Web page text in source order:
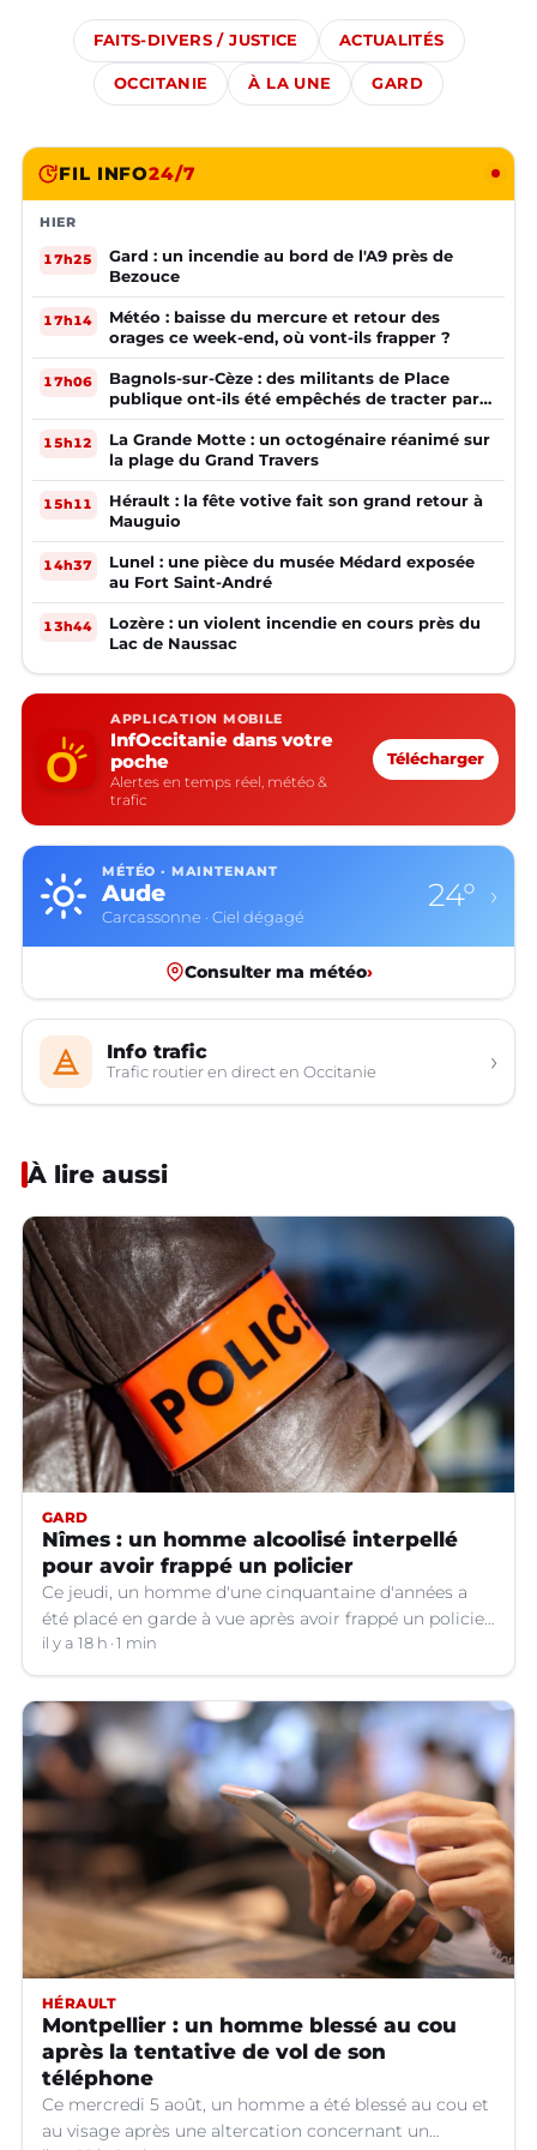
FAITS-DIVERS / JUSTICE ACTUALITÉS
OCCITANIE À LA UNE GARD
FIL INFO24/7
HIER
17h25
Gard : un incendie au bord de l'A9 près de
Bezouce
17h14
Météo : baisse du mercure et retour des
orages ce week-end, où vont-ils frapper ?
17h06
Bagnols-sur-Cèze : des militants de Place
publique ont-ils été empêchés de tracter par
la mairie ?
15h12
La Grande Motte : un octogénaire réanimé sur
la plage du Grand Travers
15h11
Hérault : la fête votive fait son grand retour à
Mauguio
14h37
Lunel : une pièce du musée Médard exposée
au Fort Saint-André
13h44
Lozère : un violent incendie en cours près du
Lac de Naussac
APPLICATION MOBILE
InfOccitanie dans votre
poche
Alertes en temps réel, météo &
trafic
Télécharger
MÉTÉO · MAINTENANT
Aude
Carcassonne · Ciel dégagé
24° ›
Consulter ma météo›
Info trafic
Trafic routier en direct en Occitanie ›
À lire aussi
GARD
Nîmes : un homme alcoolisé interpellé
pour avoir frappé un policier
Ce jeudi, un homme d'une cinquantaine d'années a
été placé en garde à vue après avoir frappé un policier
hors service à Nîmes (Gard).
il y a 18 h 1 min
HÉRAULT
Montpellier : un homme blessé au cou
après la tentative de vol de son
téléphone
Ce mercredi 5 août, un homme a été blessé au cou et
au visage après une altercation concernant un